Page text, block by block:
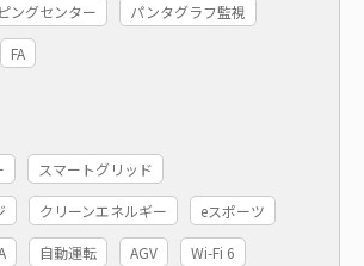
ングセンター パンタグラフ監視
FA
スマートグリッド
クリーンエネルギー eスポーツ
自動運転 AGV Wi-Fi 6